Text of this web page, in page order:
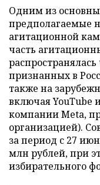
Одним из
предполагаемые
агитационной
часть
признанных в
также на
включая YouTube
компании Meta,
организацией).
за период с 27
млн рублей, при
избирательного